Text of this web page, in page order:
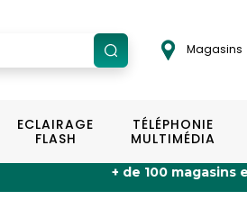
Magasins
ECLAIRAGE
FLASH
TÉLÉPHONIE
MULTIMÉDIA
+ de 100 magasins en France🏬 |4,5/